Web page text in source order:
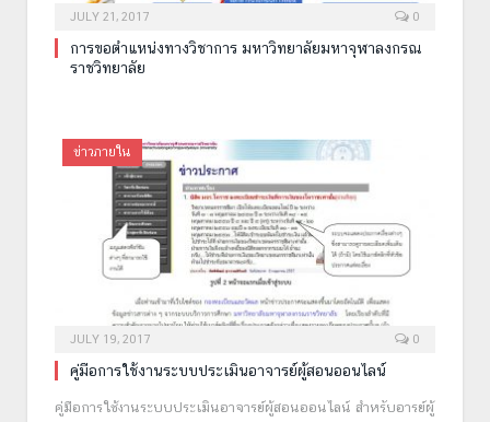
JULY 21, 2017 0
การขอตำแหน่งทางวิชาการ มหาวิทยาลัยมหาจุฬาลงกรณ
ราชวิทยาลัย
ข่าวภายใน
JULY 19, 2017 0
คู่มือการใช้งานระบบประเมินอาจารย์ผู้สอนออนไลน์
คู่มือการใช้งานระบบประเมินอาจารย์ผู้สอนออนไลน์ สำหรับอารย์ผู้